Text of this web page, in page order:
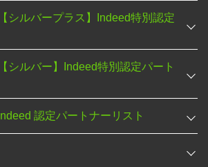
シルバープラス】Indeed特別認定
シルバー】Indeed特別認定パート
認定パートナーリスト